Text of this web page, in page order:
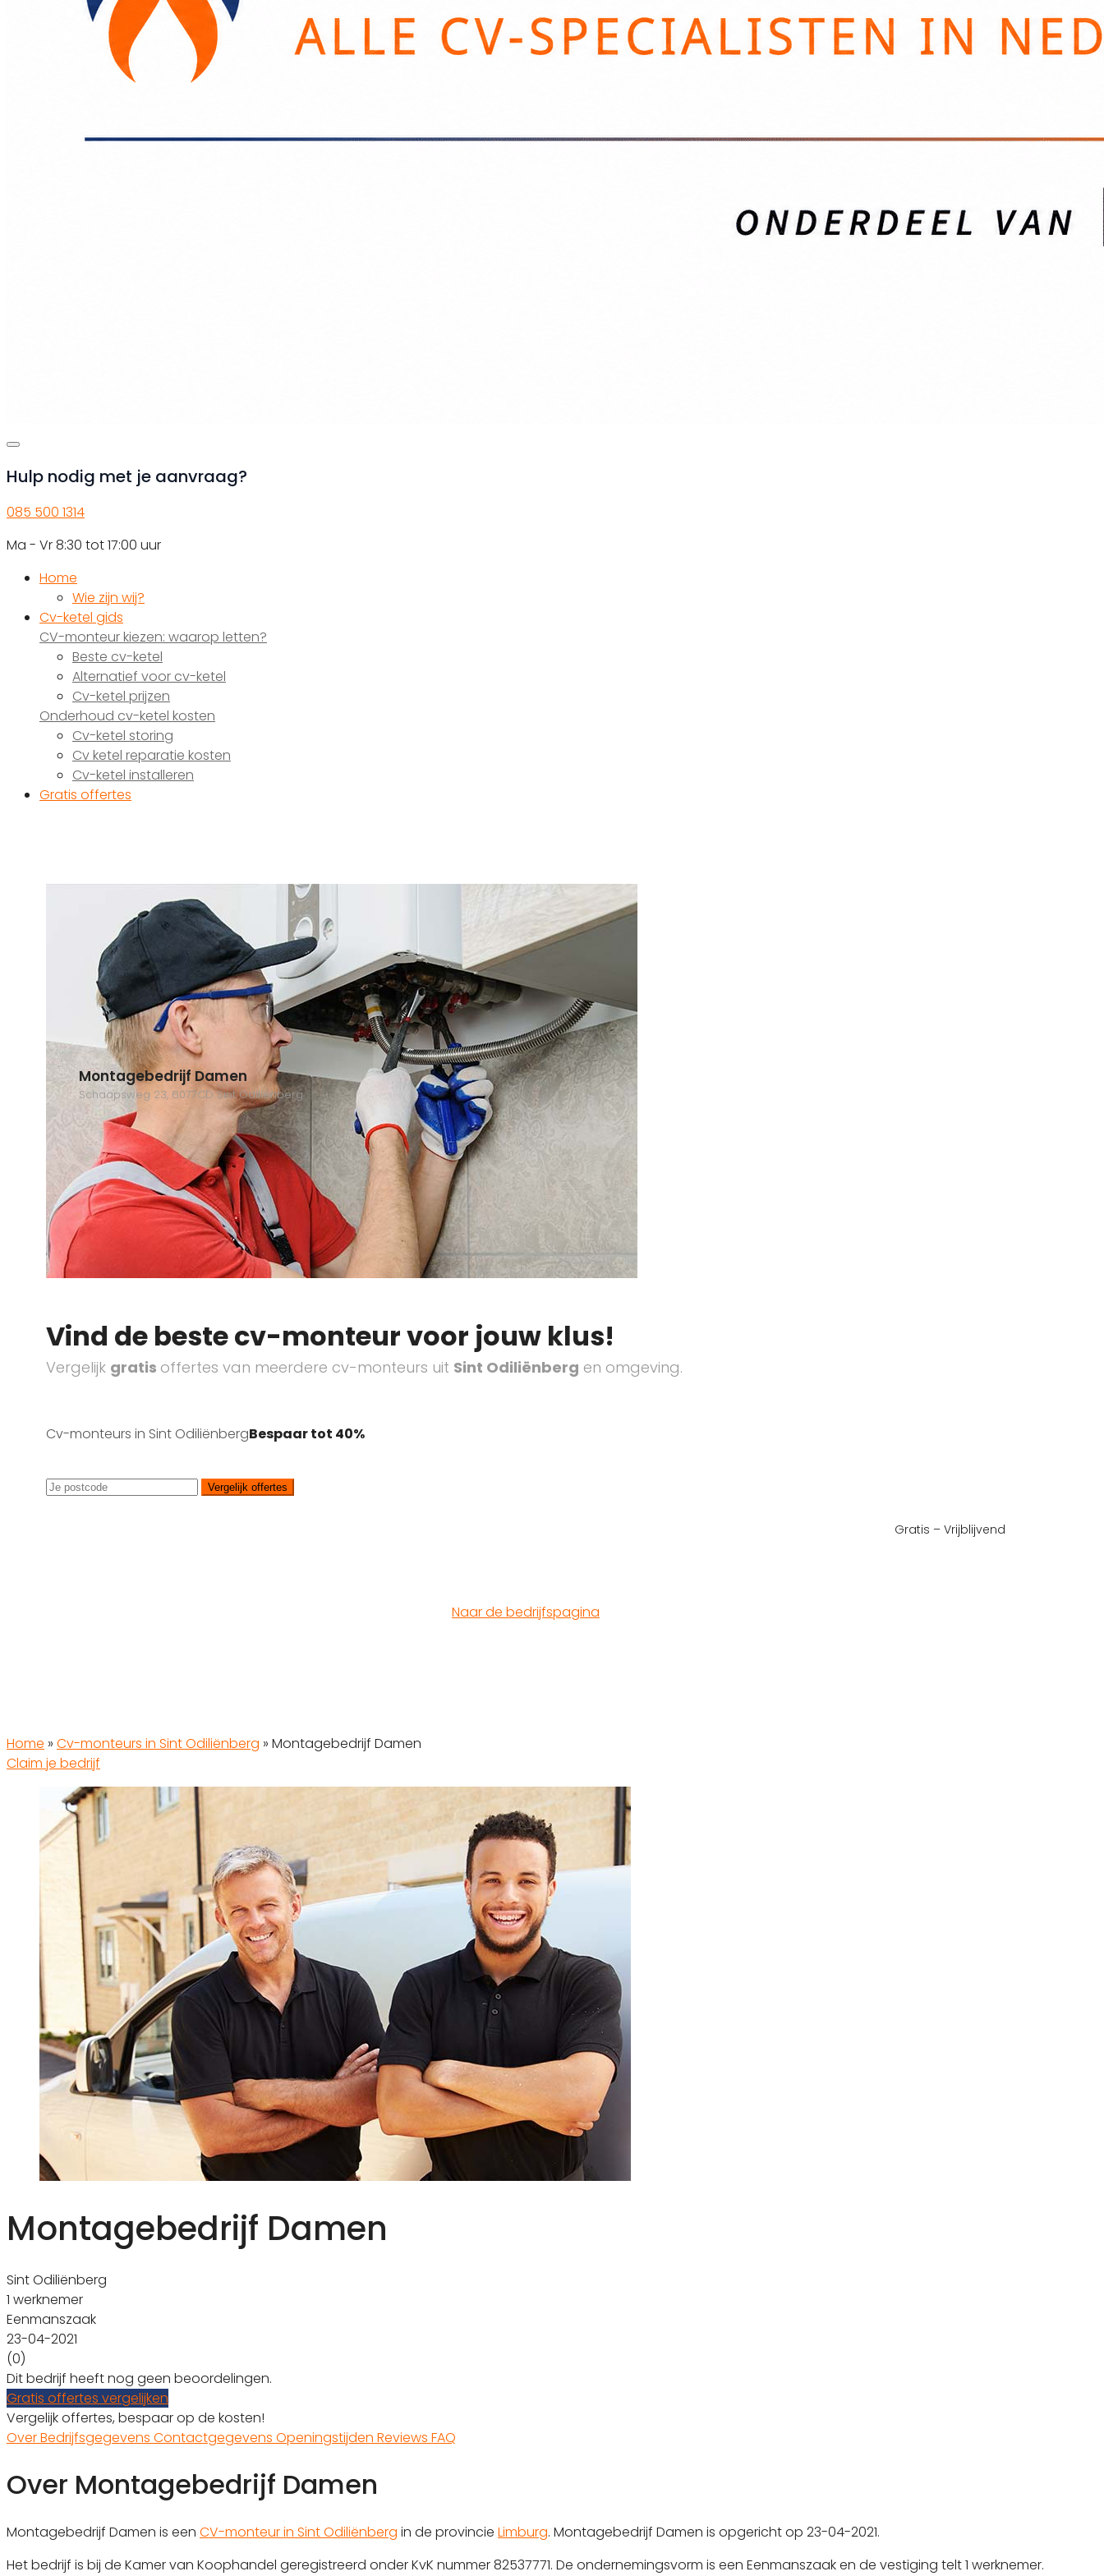
Hulp nodig met je aanvraag?
085 500 1314
Ma - Vr 8:30 tot 17:00 uur
Home
Wie zijn wij?
Cv-ketel gids
CV-monteur kiezen: waarop letten?
Beste cv-ketel
Alternatief voor cv-ketel
Cv-ketel prijzen
Onderhoud cv-ketel kosten
Cv-ketel storing
Cv ketel reparatie kosten
Cv-ketel installeren
Gratis offertes
Montagebedrijf Damen
Schaapsweg 23, 6077CD Sint Odiliënberg
Vind de beste cv-monteur voor jouw klus!
Vergelijk gratis offertes van meerdere cv-monteurs uit Sint Odiliënberg en omgeving.
Cv-monteurs in Sint OdiliënbergBespaar tot 40%
Vergelijk offertes
Gratis – Vrijblijvend
Naar de bedrijfspagina
Home » Cv-monteurs in Sint Odiliënberg » Montagebedrijf Damen
Claim je bedrijf
Montagebedrijf Damen
Sint Odiliënberg
1 werknemer
Eenmanszaak
23-04-2021
(0)
Dit bedrijf heeft nog geen beoordelingen.
Gratis offertes vergelijken
Vergelijk offertes, bespaar op de kosten!
OverBedrijfsgegevens Contactgegevens Openingstijden Reviews FAQ
Over Montagebedrijf Damen
Montagebedrijf Damen is een CV-monteur in Sint Odiliënberg in de provincie Limburg. Montagebedrijf Damen is opgericht op 23-04-2021.
Het bedrijf is bij de Kamer van Koophandel geregistreerd onder KvK nummer 82537771. De ondernemingsvorm is een Eenmanszaak en de vestiging telt 1 werknemer.